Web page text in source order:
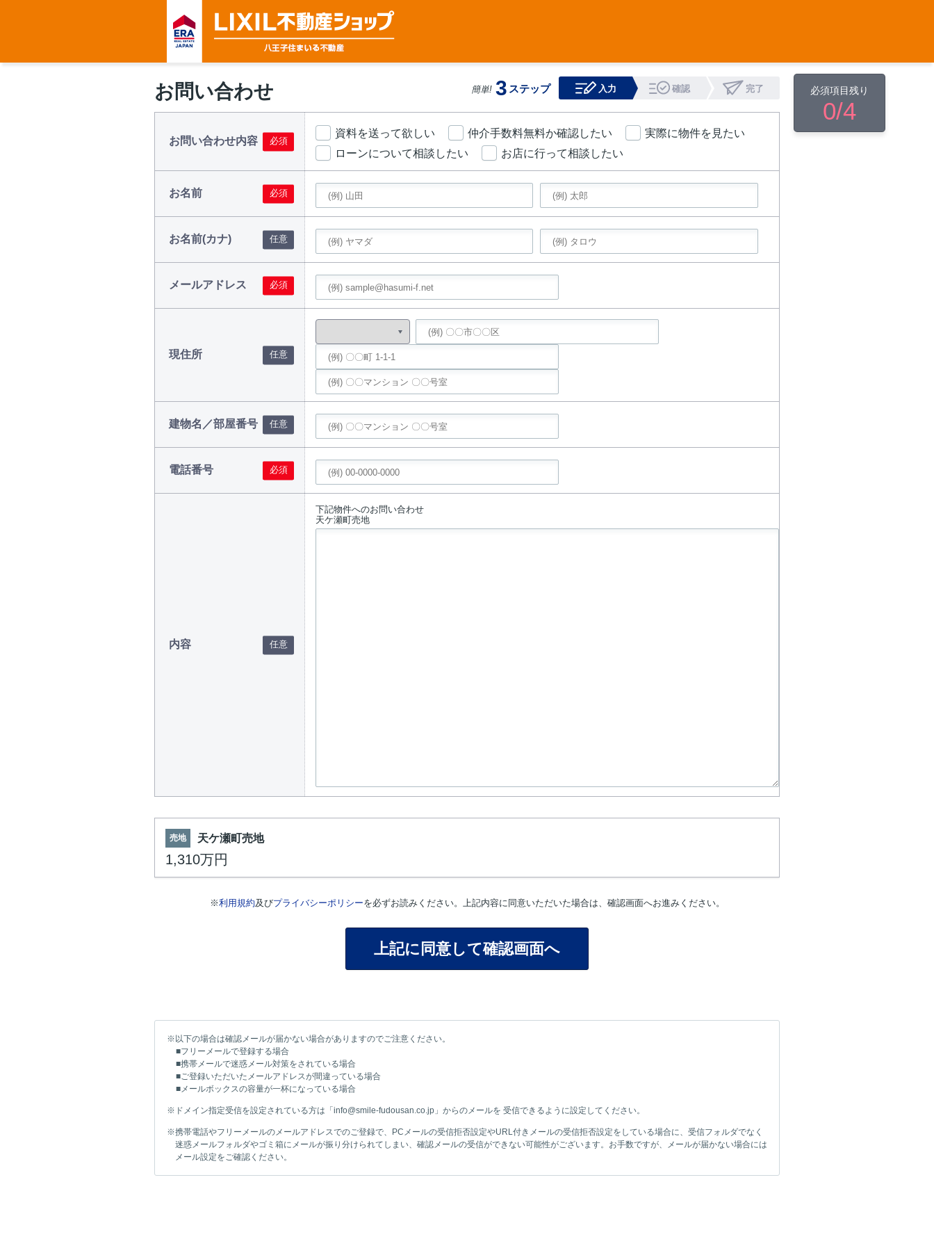
お問い合わせ 簡単! 3 ステップ 入力 確認 完了
お問い合わせ内容
資料を送って欲しい 仲介手数料無料か確認したい
実際に物件を見たい
ローンについて相談したい
お店に行って相談したい
お名前
お名前(カナ)
メールアドレス
現住所
建物名／部屋番号
電話番号
内容
下記物件へのお問い合わせ
天ケ瀬町売地
売地 天ケ瀬町売地
1,310万円
※利用規約及びプライバシーポリシーを必ずお読みください。上記内容に同意いただいた場合は、確認画面へお進みください。
※以下の場合は確認メールが届かない場合がありますのでご注意ください。
■フリーメールで登録する場合
■携帯メールで迷惑メール対策をされている場合
■ご登録いただいたメールアドレスが間違っている場合
■メールボックスの容量が一杯になっている場合
※ドメイン指定受信を設定されている方は「info@smile-fudousan.co.jp」からのメールを 受信できるように設定してください。
※携帯電話やフリーメールのメールアドレスでのご登録で、PCメールの受信拒否設定やURL付きメールの受信拒否設定をしている場合に、受信フォルダでなく
迷惑メールフォルダやゴミ箱にメールが振り分けられてしまい、確認メールの受信ができない可能性がございます。お手数ですが、メールが届かない場合には
メール設定をご確認ください。
必須項目残り
0/4